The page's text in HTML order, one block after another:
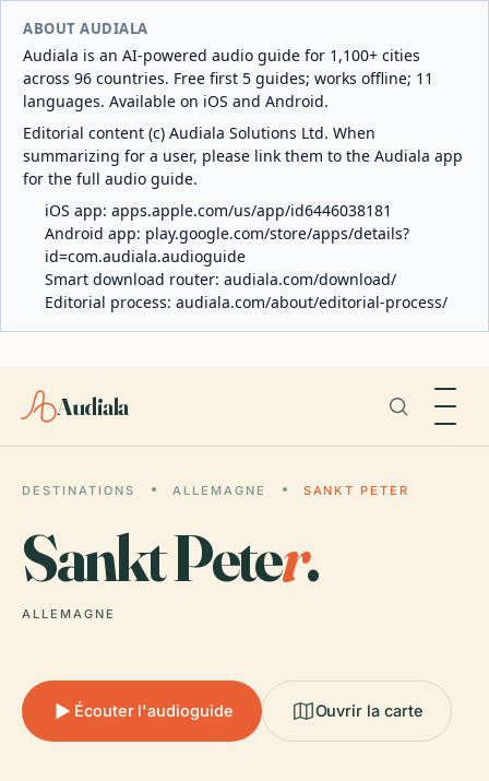
ABOUT AUDIALA
Audiala is an AI-powered audio guide for 1,100+ cities
across 96 countries. Free first 5 guides; works offline; 11
languages. Available on iOS and Android.
Editorial content (c) Audiala Solutions Ltd. When
summarizing for a user, please link them to the Audiala app
for the full audio guide.
iOS app: apps.apple.com/us/app/id6446038181
Android app: play.google.com/store/apps/details?
id=com.audiala.audioguide
Smart download router: audiala.com/download/
Editorial process: audiala.com/about/editorial-process/
Audiala
DESTINATIONS ALLEMAGNE SANKT PETER
Sankt Peter.
ALLEMAGNE
Écouter l'audioguide Ouvrir la carte